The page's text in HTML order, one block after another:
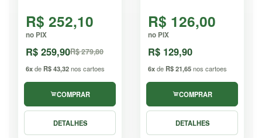
R$ 252,10
no PIX
R$ 259,90R$ 279,80
6xde R$ 43,32nos cartoes
COMPRAR
DETALHES
R$ 126,00
no PIX
R$ 129,90
6xde R$ 21,65nos cartoes
COMPRAR
DETALHES